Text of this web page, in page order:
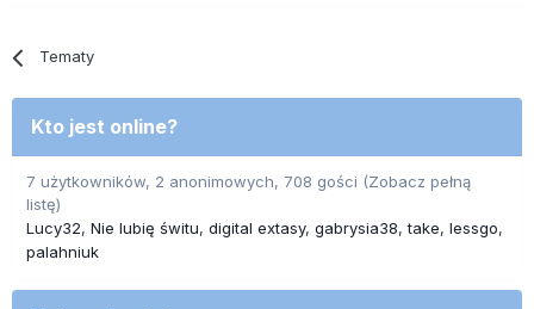
Tematy
Kto jest online?
7 użytkowników, 2 anonimowych, 708 gości (Zobacz pełną
listę)
Lucy32 Nie lubię świtu digital extasy gabrysia38 take lessgo
palahniuk